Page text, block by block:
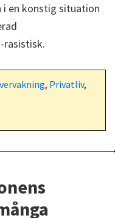
en konstig situation
rasistisk.
, Privatliv,